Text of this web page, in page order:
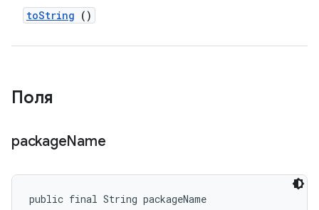
toString ()
Поля
packageName
public final String packageName